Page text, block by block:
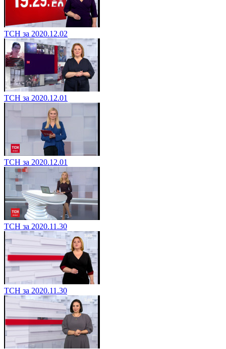
ТСН за 2020.12.02
ТСН за 2020.12.01
ТСН за 2020.12.01
ТСН за 2020.11.30
ТСН за 2020.11.30